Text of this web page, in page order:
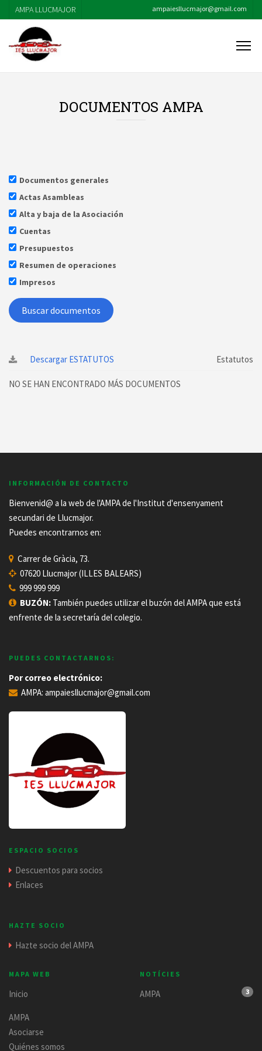
AMPA LLUCMAJOR ampaiesllucmajor@gmail.com
DOCUMENTOS AMPA
Documentos generales
Actas Asambleas
Alta y baja de la Asociación
Cuentas
Presupuestos
Resumen de operaciones
Impresos
Descargar ESTATUTOS Estatutos
NO SE HAN ENCONTRADO MÁS DOCUMENTOS
INFORMACIÓN DE CONTACTO
Bienvenid@ a la web de l'AMPA de l'Institut d'ensenyament
secundari de Llucmajor.
Puedes encontrarnos en:
Carrer de Gràcia, 73.
07620 Llucmajor (ILLES BALEARS)
999 999 999
BUZÓN: También puedes utilizar el buzón del AMPA que está
enfrente de la secretaría del colegio.
PUEDES CONTACTARNOS:
Por correo electrónico:
AMPA: ampaiesllucmajor@gmail.com
ESPACIO SOCIOS
Descuentos para socios
Enlaces
HAZTE SOCIO
Hazte socio del AMPA
MAPA WEB
Inicio
AMPA
Asociarse
Quiénes somos
NOTÍCIES
AMPA 3